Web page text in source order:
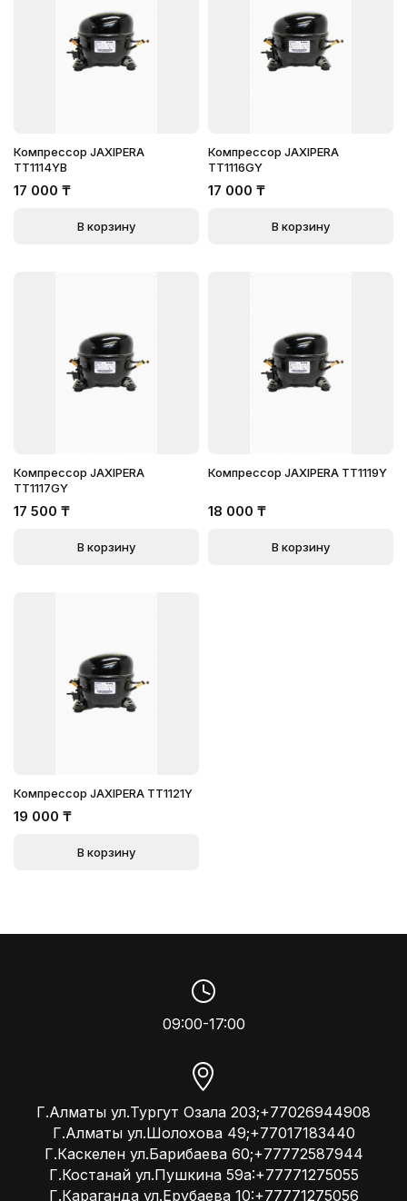
Компрессор JAXIPERA
TT1114YB
17 000 ₸
В корзину
Компрессор JAXIPERA
TT1116GY
17 000 ₸
В корзину
Компрессор JAXIPERA
TT1117GY
17 500 ₸
В корзину
Компрессор JAXIPERA TT1119Y
18 000 ₸
В корзину
Компрессор JAXIPERA TT1121Y
19 000 ₸
В корзину
09:00-17:00
Г.Алматы ул.Тургут Озала 203;+77026944908
Г.Алматы ул.Шолохова 49;+77017183440
Г.Каскелен ул.Барибаева 60;+77772587944
Г.Костанай ул.Пушкина 59а:+77771275055
Г.Караганда ул.Ерубаева 10:+77771275056